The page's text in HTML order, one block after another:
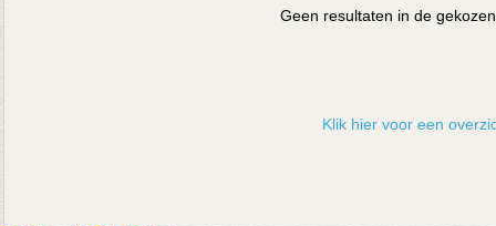
Geen resultaten in de
Klik hier voor een